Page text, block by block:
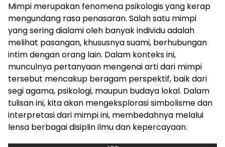
Mimpi merupakan fenomena psikologis yang kerap
mengundang rasa penasaran. Salah satu mimpi
yang sering dialami oleh banyak individu adalah
melihat pasangan, khususnya suami, berhubungan
intim dengan orang lain. Dalam konteks ini,
munculnya pertanyaan mengenai arti dari mimpi
tersebut mencakup beragam perspektif, baik dari
segi agama, psikologi, maupun budaya lokal. Dalam
tulisan ini, kita akan mengeksplorasi simbolisme dan
interpretasi dari mimpi ini, membedahnya melalui
lensa berbagai disiplin ilmu dan kepercayaan.